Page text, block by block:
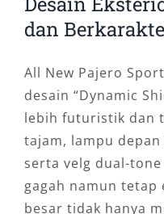
dan
All New Pajero
desain “Dynamic
lebih futuristik dan
tajam, lampu
serta velg dual-
gagah namun tetap
besar tidak hanya